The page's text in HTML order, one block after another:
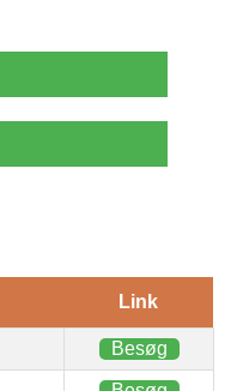
Link
Besøg